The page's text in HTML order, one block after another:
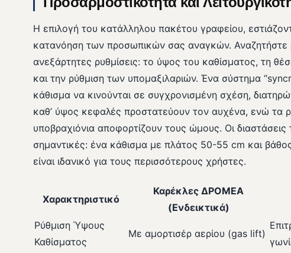
Η επιλογή του κατάλληλου πακέτου γραφείου,
κατανόηση των προσωπικών σας αναγκών. Αναζητήστε
ανεξάρτητες ρυθμίσεις: το ύψος του καθίσματος, τη
και την ρύθμιση των υπομαξιλαριών. Ένα σύστημα
κάθισμα να κινούνται σε συγχρονισμένη σχέση,
καθ’ ύψος κεφαλές προστατεύουν τον αυχένα, ενώ τα
υποβραχιόνια αποφορτίζουν τους ώμους. Οι διαστάσεις
σημαντικές: ένα κάθισμα με πλάτος 50-55 cm και
είναι ιδανικό για τους περισσότερους χρήστες.
Χαρακτηριστικό
Καρέκλες ΔΡΟΜΕΑ
(Ενδεικτικά)
Ρύθμιση Ύψους
Καθίσματος
Με αμορτισέρ αερίου (gas lift)